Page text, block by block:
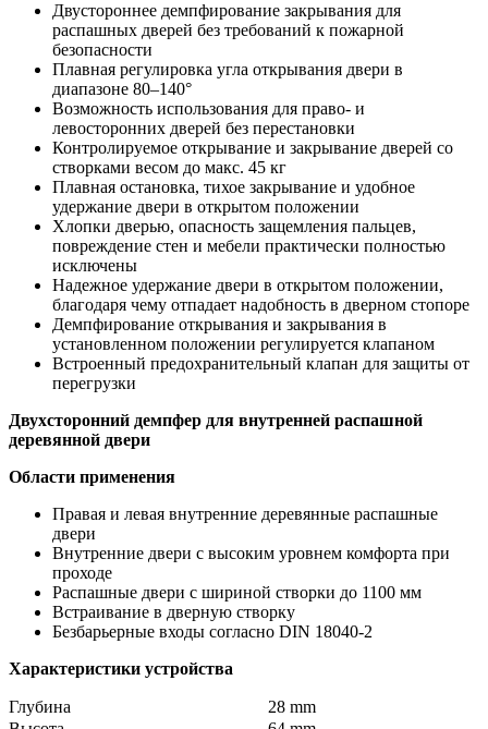
Двустороннее демпфирование закрывания для
распашных дверей без требований к пожарной
безопасности
Плавная регулировка угла открывания двери в
диапазоне 80–140°
Возможность использования для право- и
левосторонних дверей без перестановки
Контролируемое открывание и закрывание дверей со
створками весом до макс. 45 кг
Плавная остановка, тихое закрывание и удобное
удержание двери в открытом положении
Хлопки дверью, опасность защемления пальцев,
повреждение стен и мебели практически полностью
исключены
Надежное удержание двери в открытом положении,
благодаря чему отпадает надобность в дверном стопоре
Демпфирование открывания и закрывания в
установленном положении регулируется клапаном
Встроенный предохранительный клапан для защиты от
перегрузки
Двухсторонний демпфер для внутренней распашной
деревянной двери
Области применения
Правая и левая внутренние деревянные распашные
двери
Внутренние двери с высоким уровнем комфорта при
проходе
Распашные двери с шириной створки до 1100 мм
Встраивание в дверную створку
Безбарьерные входы согласно DIN 18040-2
Характеристики устройства
Глубина
28 mm